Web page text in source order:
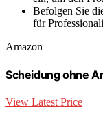
Befolgen Sie
für
Amazon
Scheidung ohne
View Latest Price